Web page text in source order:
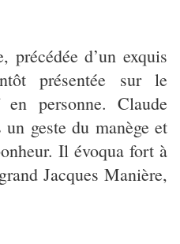
précédée d’un exquis
présentée sur le
personne. Claude
geste du manège et
Il évoqua fort à
Jacques Manière,